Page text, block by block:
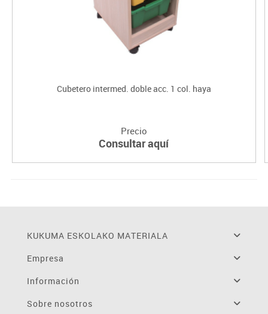
Cubetero intermed. doble acc. 1 col. haya
Precio
Consultar aquí
KUKUMA ESKOLAKO MATERIALA
Empresa
Información
Sobre nosotros